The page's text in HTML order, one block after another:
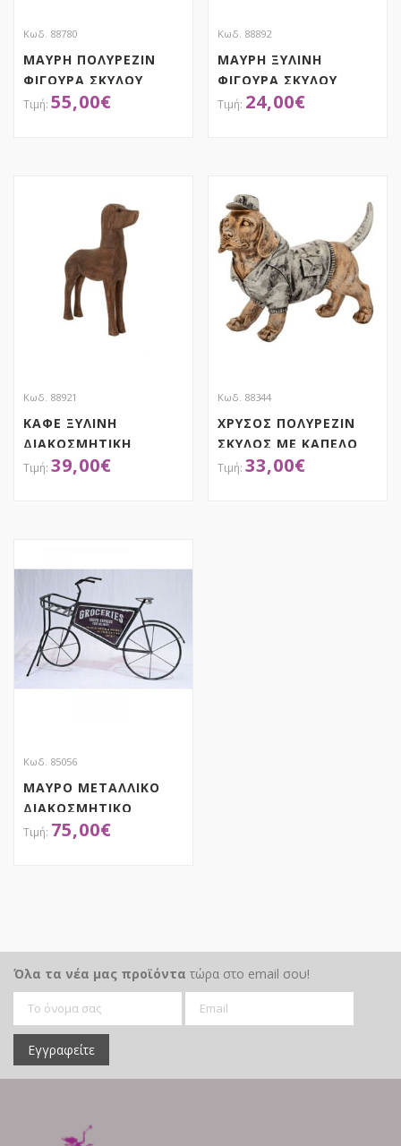
Κωδ. 88780
ΜΑΥΡΗ ΠΟΛΥΡΕΖΙΝ
ΦΙΓΟΥΡΑ ΣΚΥΛΟΥ
16Χ42ΕΚ
55,00€
Κωδ. 88892
ΜΑΥΡΗ ΞΥΛΙΝΗ
ΦΙΓΟΥΡΑ ΣΚΥΛΟΥ
28Χ8Χ36ΕΚ
24,00€
Κωδ. 88921
ΚΑΦΕ ΞΥΛΙΝΗ
ΔΙΑΚΟΣΜΗΤΙΚΗ
ΦΙΓΟΥΡΑ ΣΚΥΛΟΥ
39,00€
Κωδ. 88344
ΧΡΥΣΟΣ ΠΟΛΥΡΕΖΙΝ
ΣΚΥΛΟΣ ΜΕ ΚΑΠΕΛΟ
25Χ9Χ19ΕΚ
33,00€
Κωδ. 85056
ΜΑΥΡΟ ΜΕΤΑΛΛΙΚΟ
ΔΙΑΚΟΣΜΗΤΙΚΟ
ΠΟΔΗΛΑΤΟ
75,00€
Όλα τα νέα μας προϊόντα τώρα στο email σου!
Εγγραφείτε